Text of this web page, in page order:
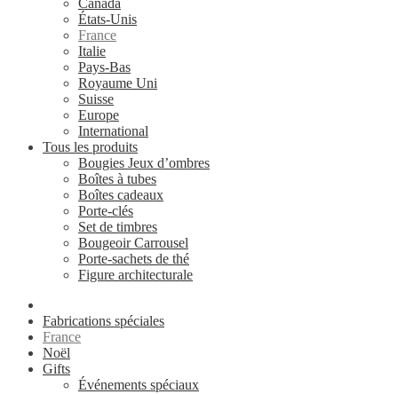
Canada
États-Unis
France
Italie
Pays-Bas
Royaume Uni
Suisse
Europe
International
Tous les produits
Bougies Jeux d’ombres
Boîtes à tubes
Boîtes cadeaux
Porte-clés
Set de timbres
Bougeoir Carrousel
Porte-sachets de thé
Figure architecturale
Fabrications spéciales
France
Noël
Gifts
Événements spéciaux